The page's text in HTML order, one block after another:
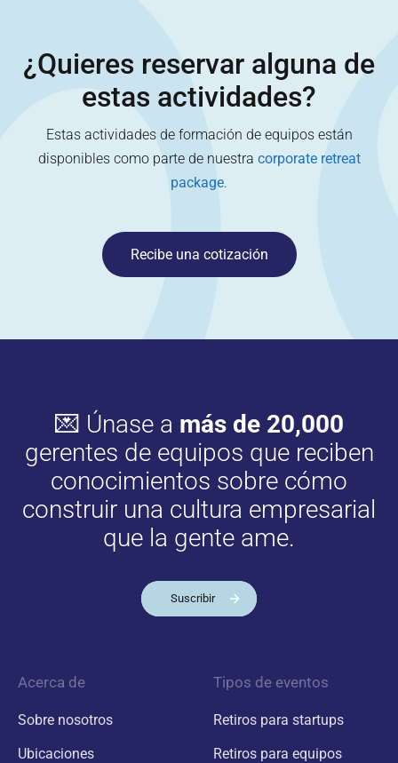
¿Quieres reservar alguna de
estas actividades?
Estas actividades de formación de equipos están
disponibles como parte de nuestra corporate retreat
package.
Recibe una cotización
💌 Únase a más de 20,000
gerentes de equipos que reciben
conocimientos sobre cómo
construir una cultura empresarial
que la gente ame.
Suscribir
Acerca de
Sobre nosotros
Ubicaciones
Tipos de eventos
Retiros para startups
Retiros para equipos